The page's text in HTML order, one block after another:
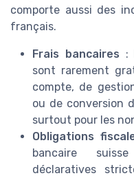
comporte aussi des
français.
Frais bancaires :
sont rarement
compte, de
ou de conversion
surtout pour les
Obligations
bancaire
déclaratives